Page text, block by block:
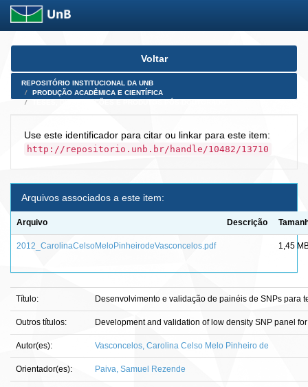
Skip
Voltar
REPOSITÓRIO INSTITUCIONAL DA UNB
PRODUÇÃO ACADÊMICA E CIENTÍFICA
Use este identificador para citar ou linkar para este item:
http://repositorio.unb.br/handle/10482/13710
Arquivos associados a este item:
Arquivo Descrição
2012_CarolinaCelsoMeloPinheirodeVasconcelos.pdf 1,45
Título: Desenvolvimento e validação de painéis de SNPs para
Outros títulos: Development and validation of low density SNP panel
Autor(es): Vasconcelos, Carolina Celso Melo Pinheiro de
Orientador(es): Paiva, Samuel Rezende